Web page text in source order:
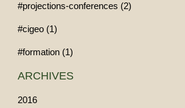
#projections-conferences (2)
#cigeo (1)
#formation (1)
ARCHIVES
2016